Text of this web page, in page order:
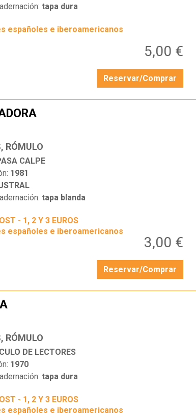
tapa dura
españoles e iberoamericanos
5,00 €
Reservar/Comprar
RÓMULO
CALPE
1981
tapa blanda
- 1, 2 Y 3 EUROS
españoles e iberoamericanos
3,00 €
Reservar/Comprar
RÓMULO
DE LECTORES
1970
tapa dura
- 1, 2 Y 3 EUROS
españoles e iberoamericanos